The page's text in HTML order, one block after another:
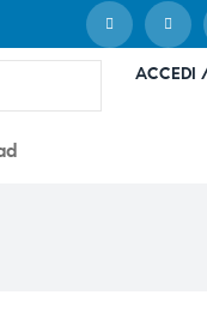
ACCEDI